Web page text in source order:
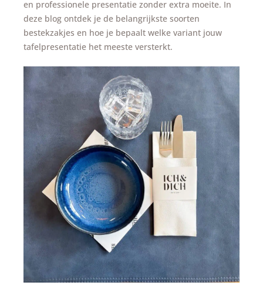
en professionele presentatie zonder extra moeite. In
deze blog ontdek je de belangrijkste soorten
bestekzakjes en hoe je bepaalt welke variant jouw
tafelpresentatie het meeste versterkt.